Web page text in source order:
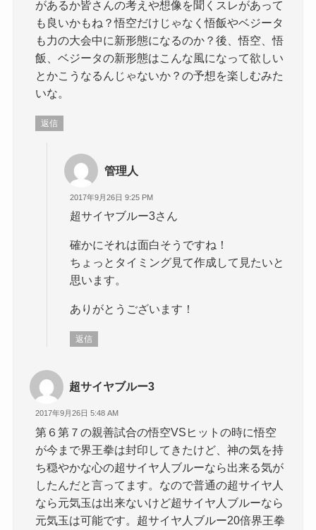
があるか皆さんの考えや想像を聞くスレがあって
も良いかもね？悟空だけじゃなく悟飯やベジータ
も力の大会中に新形態になるのか？後、悟空、悟
飯、ベジータの新形態はこんな風になって欲しい
とかこうなるんじゃないか？の予想を楽しむみた
いな。
返信
管理人
2017年9月26日 9:25 PM
超サイヤブルー3さん
確かにそれは面白そうですね！
ちょっとタイミング見て作成して見たいと
思います。
ありがとうございます！
返信
超サイヤブルー3
2017年9月26日 5:48 AM
第６第７の親善試合の悟空VSヒットの時に悟空
が今まで界王拳は封印してきたけど、神の気を持
ち穏やかな心の超サイヤ人ブルーなら出来る気が
したんだと言ってます。なので普通の超サイヤ人
なら元気玉は出来ないけど超サイヤ人ブルーなら
元気玉は可能です。超サイヤ人ブルー20倍界王拳